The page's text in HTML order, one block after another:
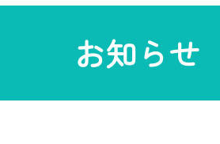
お知らせ